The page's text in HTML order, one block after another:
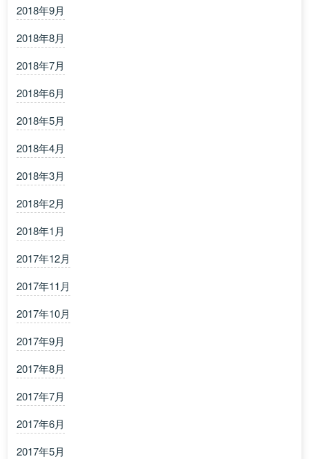
2018年9月
2018年8月
2018年7月
2018年6月
2018年5月
2018年4月
2018年3月
2018年2月
2018年1月
2017年12月
2017年11月
2017年10月
2017年9月
2017年8月
2017年7月
2017年6月
2017年5月